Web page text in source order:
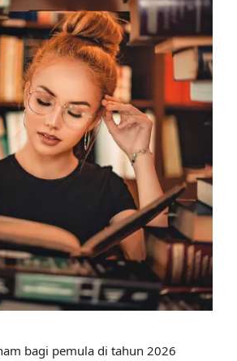
bagi pemula di tahun 2026